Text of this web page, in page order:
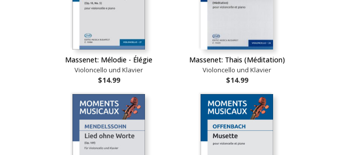
Massenet: Mélodie - Élégie
Violoncello und Klavier
$14.99
Massenet: Thais (Méditation)
Violoncello und Klavier
$14.99